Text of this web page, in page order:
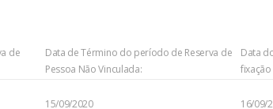
de
Data de Término do período de Reserva de
Pessoa Não Vinculada:
Data
15/09/2020 16/09/